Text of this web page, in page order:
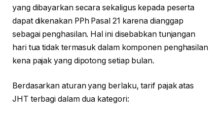
yang dibayarkan secara sekaligus kepada peserta
dapat dikenakan PPh Pasal 21 karena dianggap
sebagai penghasilan. Hal ini disebabkan tunjangan
hari tua tidak termasuk dalam komponen penghasilan
kena pajak yang dipotong setiap bulan.
Berdasarkan aturan yang berlaku, tarif pajak atas
JHT terbagi dalam dua kategori: